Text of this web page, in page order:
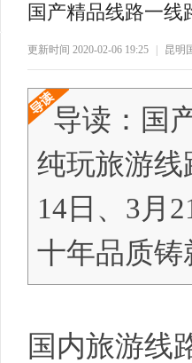
国产精品线路一线
更新时间 2020-02-06 19:25 昆明
导读：国
纯玩旅游线
14日、3月
十年品质铸
国内旅游线